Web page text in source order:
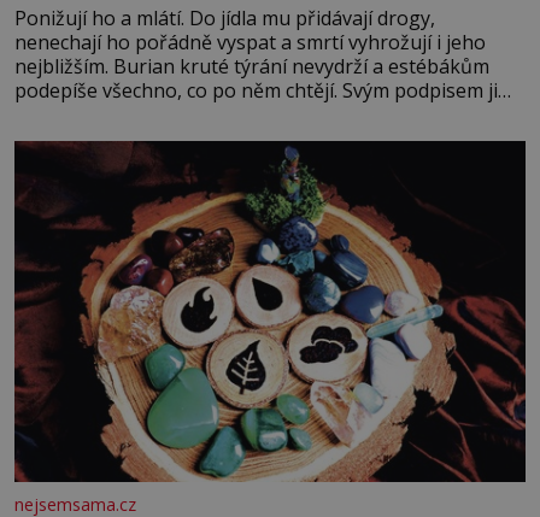
Ponižují ho a mlátí. Do jídla mu přidávají drogy,
nenechají ho pořádně vyspat a smrtí vyhrožují i jeho
nejbližším. Burian kruté týrání nevydrží a estébákům
podepíše všechno, co po něm chtějí. Svým podpisem jim
fyzický ani psychický nátlak. Syn brněnského řezníka
chce být knězem a
nejsemsama.cz